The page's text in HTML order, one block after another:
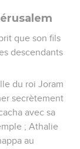
que son fils
descendants
du roi Joram
secrètement
avec sa
; Athalie
au